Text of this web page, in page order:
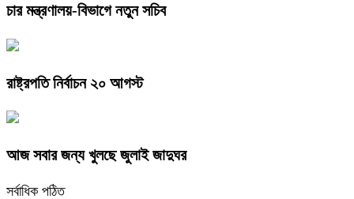
চার মন্ত্রণালয়-বিভাগে নতুন সচিব
রাষ্ট্রপতি নির্বাচন ২০ আগস্ট
আজ সবার জন্য খুলছে জুলাই জাদুঘর
সর্বাধিক পঠিত